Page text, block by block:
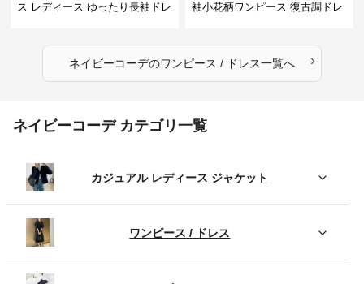
ス レディース ゆったり長袖ドレ
袖小花柄ワンピース 復古調ドレ
ネイビーコーデのワンピース / ドレス一覧へ ›
ネイビーコーデ カテゴリ一覧
カジュアル レディース ジャケット
ワンピース / ドレス